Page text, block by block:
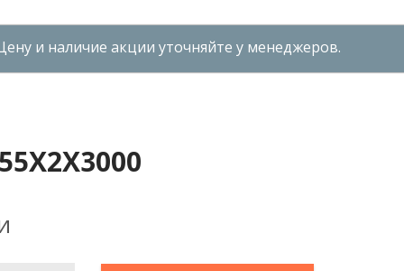
и наличие акции уточняйте у менеджеров.